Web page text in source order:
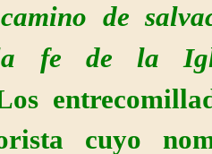
de
fe de la
cuyo